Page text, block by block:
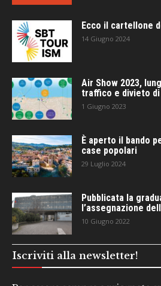
Ecco il cartellone
14 Giugno 2024
Air Show 2023,
traffico e divieto
1 Giugno 2023
È aperto il bando
case popolari
29 Luglio 2024
Pubblicata la
l’assegnazione
10 Giugno 2022
Iscriviti alla newsletter!